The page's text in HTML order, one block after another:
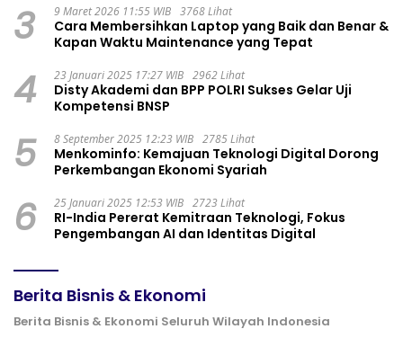
3 9 Maret 2026 11:55 WIB 3768 Lihat
Cara Membersihkan Laptop yang Baik dan Benar &
Kapan Waktu Maintenance yang Tepat
4 23 Januari 2025 17:27 WIB 2962 Lihat
Disty Akademi dan BPP POLRI Sukses Gelar Uji
Kompetensi BNSP
5 8 September 2025 12:23 WIB 2785 Lihat
Menkominfo: Kemajuan Teknologi Digital Dorong
Perkembangan Ekonomi Syariah
6 25 Januari 2025 12:53 WIB 2723 Lihat
RI-India Pererat Kemitraan Teknologi, Fokus
Pengembangan AI dan Identitas Digital
Berita Bisnis & Ekonomi
Berita Bisnis & Ekonomi Seluruh Wilayah Indonesia